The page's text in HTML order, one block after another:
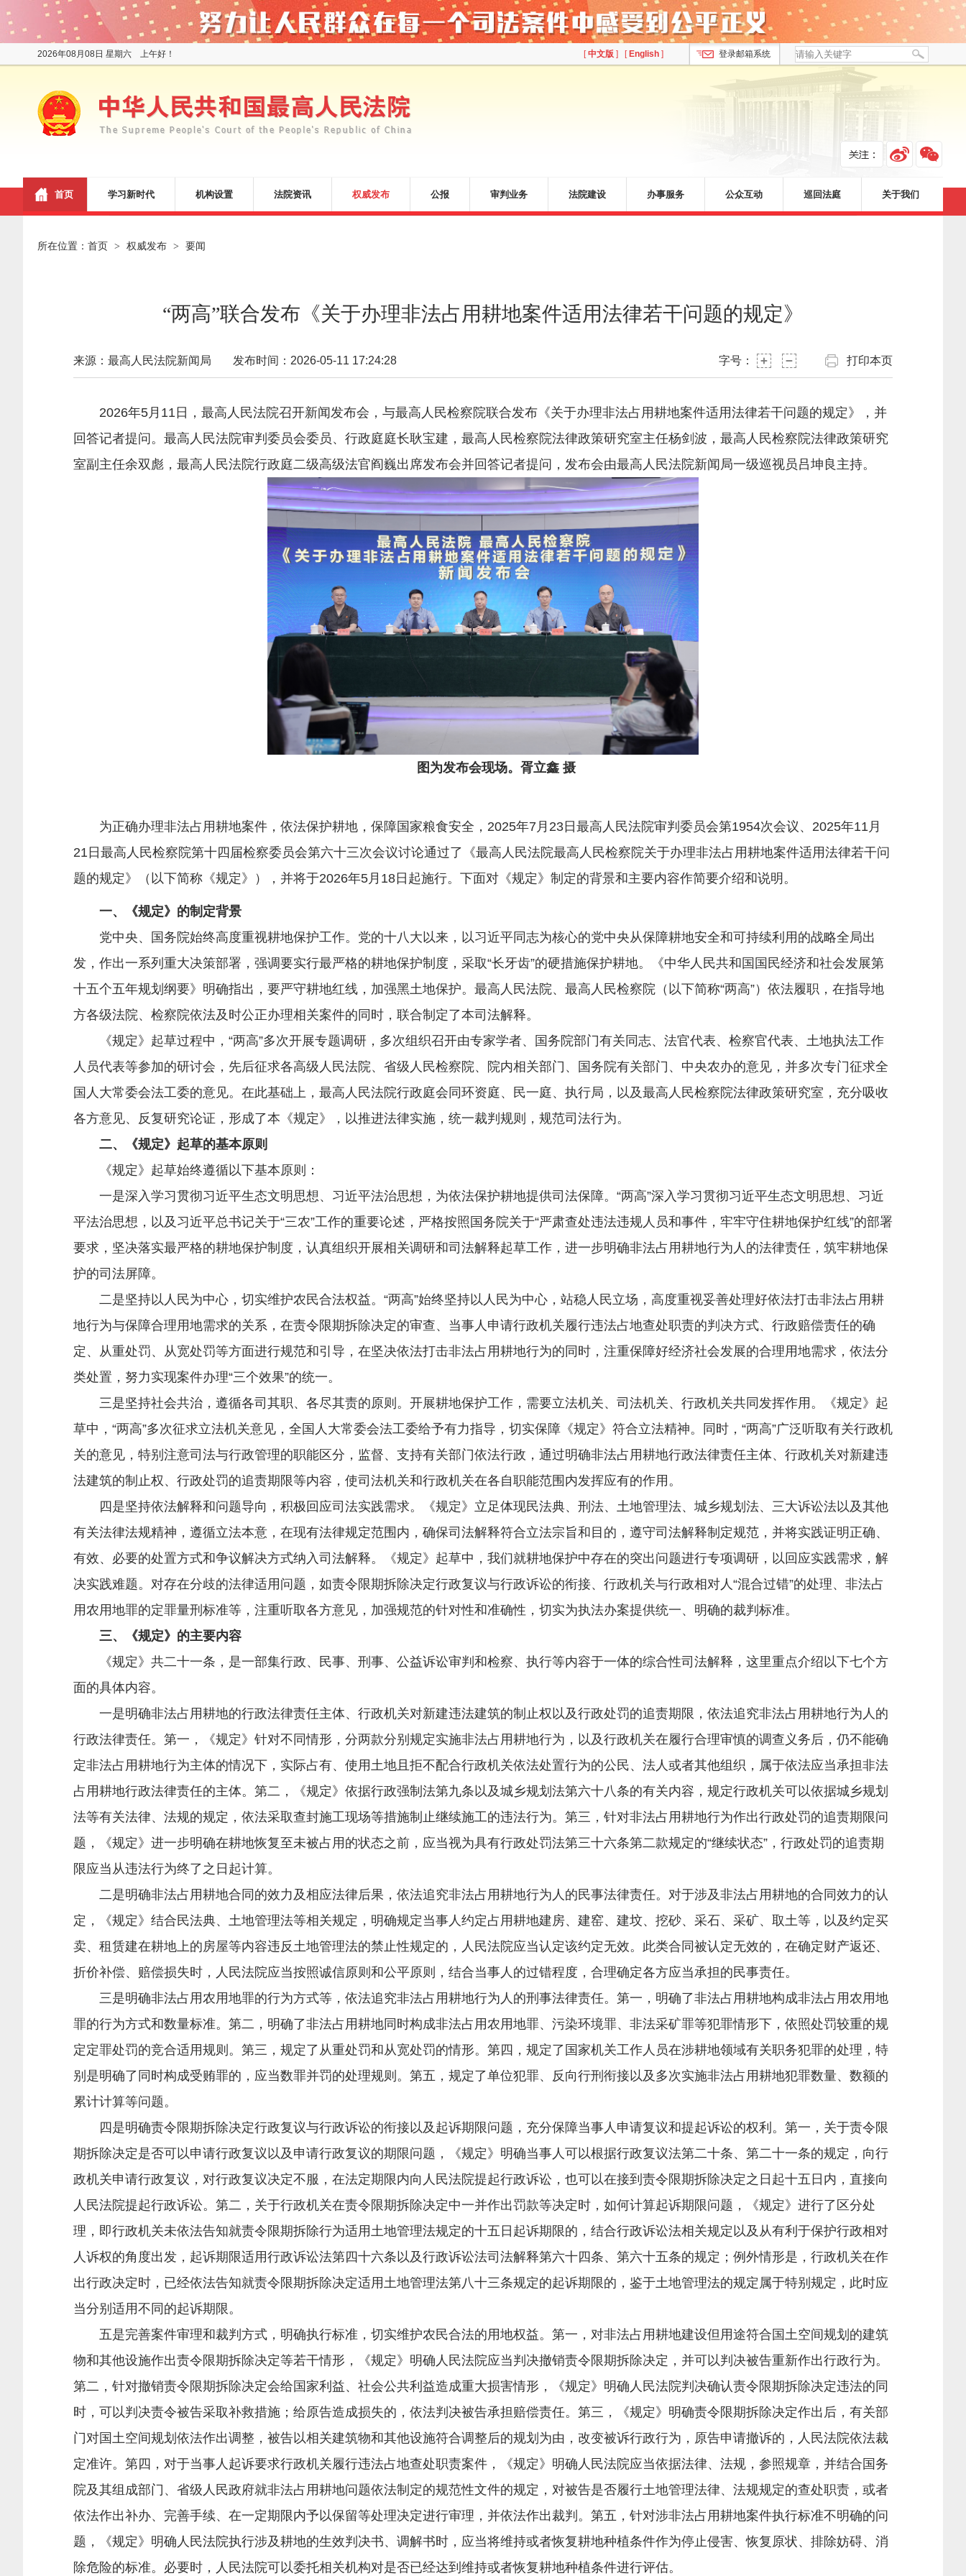
[中文版 ] [ English ]
2026年08月08日 星期六 上午好！ 登录邮箱系统
首页 学习新时代 机构设置 法院资讯 权威发布 公报 审判业务 法院建设 办事服务 公众互动 巡回法庭 关于我们
所在位置： 首页 > 权威发布 > 要闻
“两高”联合发布《关于办理非法占用耕地案件适用法律若干问题的规定》
来源：最高人民法院新闻局 发布时间：2026-05-11 17:24:28 字号： 打印本页
2026年5月11日，最高人民法院召开新闻发布会，与最高人民检察院联合发布《关于办理非法占用耕地案件适用法律若干问题的规定》，并
回答记者提问。最高人民法院审判委员会委员、行政庭庭长耿宝建，最高人民检察院法律政策研究室主任杨剑波，最高人民检察院法律政策研究
室副主任余双彪，最高人民法院行政庭二级高级法官阎巍出席发布会并回答记者提问，发布会由最高人民法院新闻局一级巡视员吕坤良主持。
图为发布会现场。胥立鑫 摄
为正确办理非法占用耕地案件，依法保护耕地，保障国家粮食安全，2025年7月23日最高人民法院审判委员会第1954次会议、2025年11月
21日最高人民检察院第十四届检察委员会第六十三次会议讨论通过了《最高人民法院最高人民检察院关于办理非法占用耕地案件适用法律若干问
题的规定》（以下简称《规定》），并将于2026年5月18日起施行。下面对《规定》制定的背景和主要内容作简要介绍和说明。
一、《规定》的制定背景
党中央、国务院始终高度重视耕地保护工作。党的十八大以来，以习近平同志为核心的党中央从保障耕地安全和可持续利用的战略全局出
发，作出一系列重大决策部署，强调要实行最严格的耕地保护制度，采取“长牙齿”的硬措施保护耕地。《中华人民共和国国民经济和社会发展第
十五个五年规划纲要》明确指出，要严守耕地红线，加强黑土地保护。最高人民法院、最高人民检察院（以下简称“两高”）依法履职，在指导地
方各级法院、检察院依法及时公正办理相关案件的同时，联合制定了本司法解释。
《规定》起草过程中，“两高”多次开展专题调研，多次组织召开由专家学者、国务院部门有关同志、法官代表、检察官代表、土地执法工作
人员代表等参加的研讨会，先后征求各高级人民法院、省级人民检察院、院内相关部门、国务院有关部门、中央农办的意见，并多次专门征求全
国人大常委会法工委的意见。在此基础上，最高人民法院行政庭会同环资庭、民一庭、执行局，以及最高人民检察院法律政策研究室，充分吸收
各方意见、反复研究论证，形成了本《规定》，以推进法律实施，统一裁判规则，规范司法行为。
二、《规定》起草的基本原则
《规定》起草始终遵循以下基本原则：
一是深入学习贯彻习近平生态文明思想、习近平法治思想，为依法保护耕地提供司法保障。“两高”深入学习贯彻习近平生态文明思想、习近
平法治思想，以及习近平总书记关于“三农”工作的重要论述，严格按照国务院关于“严肃查处违法违规人员和事件，牢牢守住耕地保护红线”的部署
要求，坚决落实最严格的耕地保护制度，认真组织开展相关调研和司法解释起草工作，进一步明确非法占用耕地行为人的法律责任，筑牢耕地保
护的司法屏障。
二是坚持以人民为中心，切实维护农民合法权益。“两高”始终坚持以人民为中心，站稳人民立场，高度重视妥善处理好依法打击非法占用耕
地行为与保障合理用地需求的关系，在责令限期拆除决定的审查、当事人申请行政机关履行违法占地查处职责的判决方式、行政赔偿责任的确
定、从重处罚、从宽处罚等方面进行规范和引导，在坚决依法打击非法占用耕地行为的同时，注重保障好经济社会发展的合理用地需求，依法分
类处置，努力实现案件办理“三个效果”的统一。
三是坚持社会共治，遵循各司其职、各尽其责的原则。开展耕地保护工作，需要立法机关、司法机关、行政机关共同发挥作用。《规定》起
草中，“两高”多次征求立法机关意见，全国人大常委会法工委给予有力指导，切实保障《规定》符合立法精神。同时，“两高”广泛听取有关行政机
关的意见，特别注意司法与行政管理的职能区分，监督、支持有关部门依法行政，通过明确非法占用耕地行政法律责任主体、行政机关对新建违
法建筑的制止权、行政处罚的追责期限等内容，使司法机关和行政机关在各自职能范围内发挥应有的作用。
四是坚持依法解释和问题导向，积极回应司法实践需求。《规定》立足体现民法典、刑法、土地管理法、城乡规划法、三大诉讼法以及其他
有关法律法规精神，遵循立法本意，在现有法律规定范围内，确保司法解释符合立法宗旨和目的，遵守司法解释制定规范，并将实践证明正确、
有效、必要的处置方式和争议解决方式纳入司法解释。《规定》起草中，我们就耕地保护中存在的突出问题进行专项调研，以回应实践需求，解
决实践难题。对存在分歧的法律适用问题，如责令限期拆除决定行政复议与行政诉讼的衔接、行政机关与行政相对人“混合过错”的处理、非法占
用农用地罪的定罪量刑标准等，注重听取各方意见，加强规范的针对性和准确性，切实为执法办案提供统一、明确的裁判标准。
三、《规定》的主要内容
《规定》共二十一条，是一部集行政、民事、刑事、公益诉讼审判和检察、执行等内容于一体的综合性司法解释，这里重点介绍以下七个方
面的具体内容。
一是明确非法占用耕地的行政法律责任主体、行政机关对新建违法建筑的制止权以及行政处罚的追责期限，依法追究非法占用耕地行为人的
行政法律责任。第一，《规定》针对不同情形，分两款分别规定实施非法占用耕地行为，以及行政机关在履行合理审慎的调查义务后，仍不能确
定非法占用耕地行为主体的情况下，实际占有、使用土地且拒不配合行政机关依法处置行为的公民、法人或者其他组织，属于依法应当承担非法
占用耕地行政法律责任的主体。第二，《规定》依据行政强制法第九条以及城乡规划法第六十八条的有关内容，规定行政机关可以依据城乡规划
法等有关法律、法规的规定，依法采取查封施工现场等措施制止继续施工的违法行为。第三，针对非法占用耕地行为作出行政处罚的追责期限问
题，《规定》进一步明确在耕地恢复至未被占用的状态之前，应当视为具有行政处罚法第三十六条第二款规定的“继续状态”，行政处罚的追责期
限应当从违法行为终了之日起计算。
二是明确非法占用耕地合同的效力及相应法律后果，依法追究非法占用耕地行为人的民事法律责任。对于涉及非法占用耕地的合同效力的认
定，《规定》结合民法典、土地管理法等相关规定，明确规定当事人约定占用耕地建房、建窑、建坟、挖砂、采石、采矿、取土等，以及约定买
卖、租赁建在耕地上的房屋等内容违反土地管理法的禁止性规定的，人民法院应当认定该约定无效。此类合同被认定无效的，在确定财产返还、
折价补偿、赔偿损失时，人民法院应当按照诚信原则和公平原则，结合当事人的过错程度，合理确定各方应当承担的民事责任。
三是明确非法占用农用地罪的行为方式等，依法追究非法占用耕地行为人的刑事法律责任。第一，明确了非法占用耕地构成非法占用农用地
罪的行为方式和数量标准。第二，明确了非法占用耕地同时构成非法占用农用地罪、污染环境罪、非法采矿罪等犯罪情形下，依照处罚较重的规
定定罪处罚的竞合适用规则。第三，规定了从重处罚和从宽处罚的情形。第四，规定了国家机关工作人员在涉耕地领域有关职务犯罪的处理，特
别是明确了同时构成受贿罪的，应当数罪并罚的处理规则。第五，规定了单位犯罪、反向行刑衔接以及多次实施非法占用耕地犯罪数量、数额的
累计计算等问题。
四是明确责令限期拆除决定行政复议与行政诉讼的衔接以及起诉期限问题，充分保障当事人申请复议和提起诉讼的权利。第一，关于责令限
期拆除决定是否可以申请行政复议以及申请行政复议的期限问题，《规定》明确当事人可以根据行政复议法第二十条、第二十一条的规定，向行
政机关申请行政复议，对行政复议决定不服，在法定期限内向人民法院提起行政诉讼，也可以在接到责令限期拆除决定之日起十五日内，直接向
人民法院提起行政诉讼。第二，关于行政机关在责令限期拆除决定中一并作出罚款等决定时，如何计算起诉期限问题，《规定》进行了区分处
理，即行政机关未依法告知就责令限期拆除行为适用土地管理法规定的十五日起诉期限的，结合行政诉讼法相关规定以及从有利于保护行政相对
人诉权的角度出发，起诉期限适用行政诉讼法第四十六条以及行政诉讼法司法解释第六十四条、第六十五条的规定；例外情形是，行政机关在作
出行政决定时，已经依法告知就责令限期拆除决定适用土地管理法第八十三条规定的起诉期限的，鉴于土地管理法的规定属于特别规定，此时应
当分别适用不同的起诉期限。
五是完善案件审理和裁判方式，明确执行标准，切实维护农民合法的用地权益。第一，对非法占用耕地建设但用途符合国土空间规划的建筑
物和其他设施作出责令限期拆除决定等若干情形，《规定》明确人民法院应当判决撤销责令限期拆除决定，并可以判决被告重新作出行政行为。
第二，针对撤销责令限期拆除决定会给国家利益、社会公共利益造成重大损害情形，《规定》明确人民法院判决确认责令限期拆除决定违法的同
时，可以判决责令被告采取补救措施；给原告造成损失的，依法判决被告承担赔偿责任。第三，《规定》明确责令限期拆除决定作出后，有关部
门对国土空间规划依法作出调整，被告以相关建筑物和其他设施符合调整后的规划为由，改变被诉行政行为，原告申请撤诉的，人民法院依法裁
定准许。第四，对于当事人起诉要求行政机关履行违法占地查处职责案件，《规定》明确人民法院应当依据法律、法规，参照规章，并结合国务
院及其组成部门、省级人民政府就非法占用耕地问题依法制定的规范性文件的规定，对被告是否履行土地管理法律、法规规定的查处职责，或者
依法作出补办、完善手续、在一定期限内予以保留等处理决定进行审理，并依法作出裁判。第五，针对涉非法占用耕地案件执行标准不明确的问
题，《规定》明确人民法院执行涉及耕地的生效判决书、调解书时，应当将维持或者恢复耕地种植条件作为停止侵害、恢复原状、排除妨碍、消
除危险的标准。必要时，人民法院可以委托相关机构对是否已经达到维持或者恢复耕地种植条件进行评估。